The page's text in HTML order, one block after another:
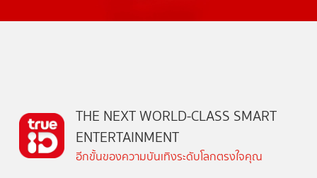
THE NEXT WORLD-CLASS SMART
ENTERTAINMENT
อีกขั้นของความบันเทิงระดับโลกตรงใจคุณ